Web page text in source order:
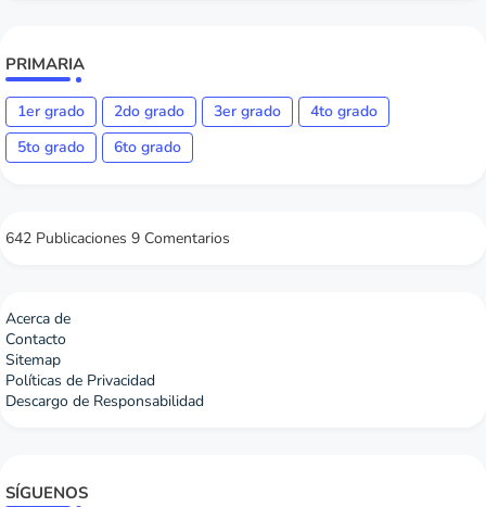
PRIMARIA
1er grado 2do grado 3er grado
4to grado
5to grado
6to grado
642 Publicaciones 9 Comentarios
Acerca de
Contacto
Sitemap
Políticas de Privacidad
Descargo de Responsabilidad
SÍGUENOS